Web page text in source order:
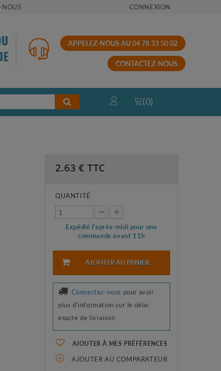
CONNEXION
APPELEZ-NOUS AU 04 78 33 50 02
CONTACTEZ-NOUS
(0)
2.63 € TTC
QUANTITÉ
Expédié l'après-midi pour une
commande avant 11h
AJOUTER AU PANIER
Connectez-vous pour avoir
plus d'information sur le délai
exacte de livraison
AJOUTER À MES PRÉFÉRENCES
AJOUTER AU COMPARATEUR